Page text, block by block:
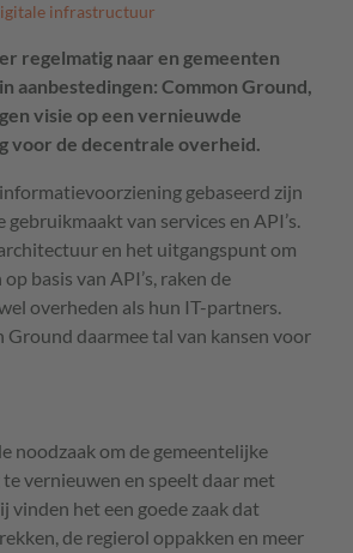
infrastructuur
regelmatig naar en gemeenten
aanbestedingen: Common Ground,
visie op een vernieuwde
voor de decentrale overheid.
gebaseerd zijn
gebruikmaakt van services en API’s.
en het uitgangspunt om
basis van API’s, raken de
overheden als hun IT-partners.
Ground daarmee tal van kansen voor
noodzaak om de gemeentelijke
vernieuwen en speelt daar met
vinden het een goede zaak dat
de regierol oppakken en meer